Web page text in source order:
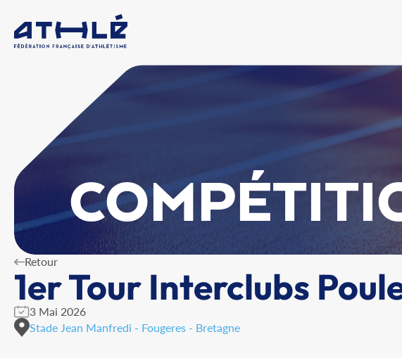
Retour
1er Tour Interclubs
3 Mai 2026
Stade Jean Manfredi - Fougeres - Bretagne